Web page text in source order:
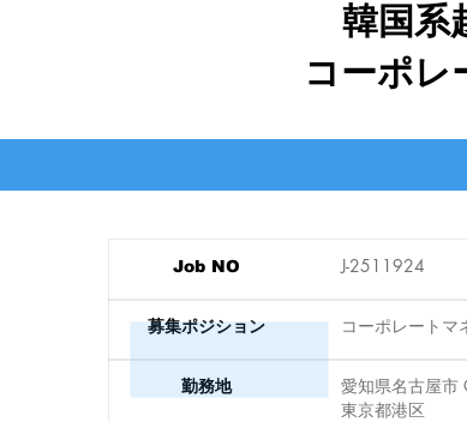
韓国系
コーポレ
Job NO J-2511924
募集ポジション コーポレートマ
​勤務地
愛知県名古屋市
東京都港区